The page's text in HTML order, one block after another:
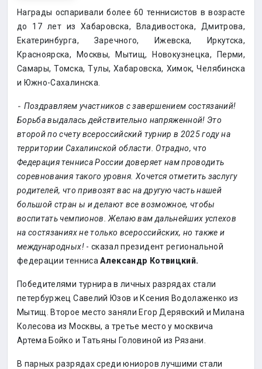
Награды оспаривали более 60 теннисистов в возрасте
до 17 лет из Хабаровска, Владивостока, Дмитрова,
Екатеринбурга, Заречного, Ижевска, Иркутска,
Красноярска, Москвы, Мытищ, Новокузнецка, Перми,
Самары, Томска, Тулы, Хабаровска, Химок, Челябинска
и Южно-Сахалинска.
⁃ Поздравляем участников с завершением состязаний!
Борьба выдалась действительно напряженной! Это
второй по счету всероссийский турнир в 2025 году на
территории Сахалинской области. Отрадно, что
Федерация тенниса России доверяет нам проводить
соревнования такого уровня. Хочется отметить заслугу
родителей, что привозят вас на другую часть нашей
большой стран ы и делают все возможное, чтобы
воспитать чемпионов. Желаю вам дальнейших успехов
на состязаниях не только всероссийских, но также и
международных!- сказал президент региональной
федерации теннисаАлександр Котвицкий.
Победителями турнира в личных разрядах стали
петербуржец Савелий Юзов и Ксения Водолаженко из
Мытищ. Второе место заняли Егор Дерявский и Милана
Колесова из Москвы, а третье место у москвича
Артема Бойко и Татьяны Головиной из Рязани.
В парных разрядах среди юниоров лучшими стали